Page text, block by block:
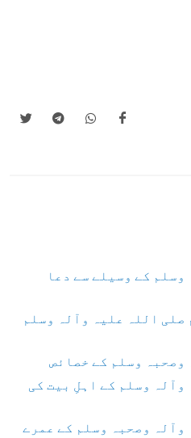
کے وسیلے سے دعا
صلی اللہ علیہ وآلہ وسلم
وصحبہ وسلم کے خصائص
وآلہ وسلم کے اہلِ بیت کی
وآلہ وصحبہ وسلم کے عمرے